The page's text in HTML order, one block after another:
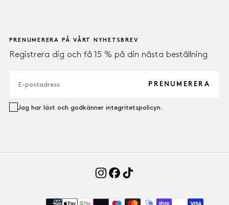
PRENUMERERA PÅ VÅRT NYHETSBREV
Registrera dig och få 15 % på din nästa beställning
PRENUMERERA
Jag har läst och godkänner integritetspolicyn.